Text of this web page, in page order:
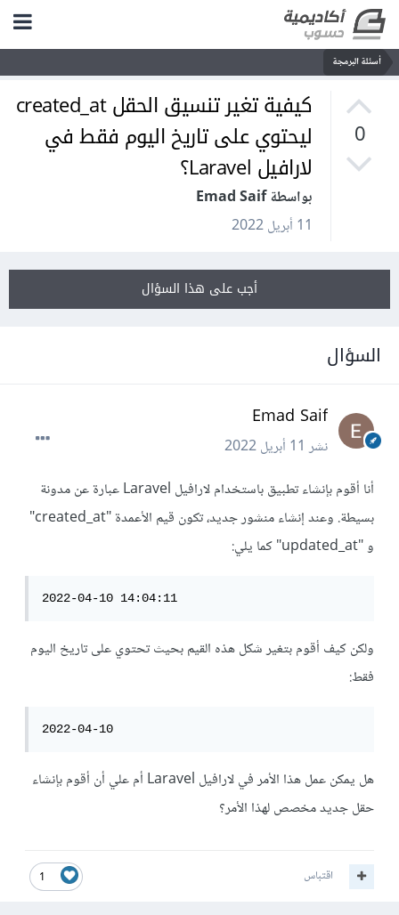
أسئلة البرمجة
0
كيفية تغير تنسيق الحقل created_at
ليحتوي على تاريخ اليوم فقط في
لارافيل Laravel؟
بواسطة Emad Saif
11 أبريل 2022
أجب على هذا السؤال
السؤال
Emad Saif
نشر11 أبريل 2022
أنا أقوم بإنشاء تطبيق باستخدام لارافيل Laravel عبارة عن مدونة
بسيطة. وعند إنشاء منشور جديد، تكون قيم الأعمدة "created_at"
و "updated_at" كما يلي:
2022-04-10 14:04:11
ولكن كيف أقوم بتغير شكل هذه القيم بحيث تحتوي على تاريخ اليوم
فقط:
2022-04-10
هل يمكن عمل هذا الأمر في لارافيل Laravel أم علي أن أقوم بإنشاء
حقل جديد مخصص لهذا الأمر؟
1 اقتباس